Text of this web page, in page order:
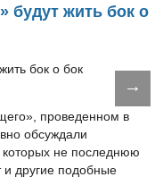
будут жить бок о
→
проведенном в
обсуждали
не последнюю
и другие подобные